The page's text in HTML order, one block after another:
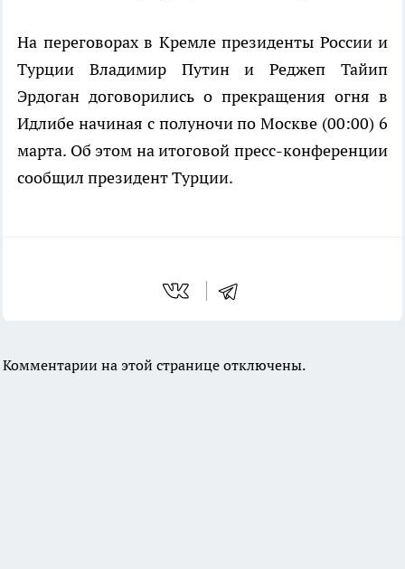
На переговорах в Кремле президенты России и
Турции Владимир Путин и Реджеп Тайип
Эрдоган договорились о прекращения огня в
Идлибе начиная с полуночи по Москве (00:00) 6
марта. Об этом на итоговой пресс-конференции
сообщил президент Турции.
Комментарии на этой странице отключены.